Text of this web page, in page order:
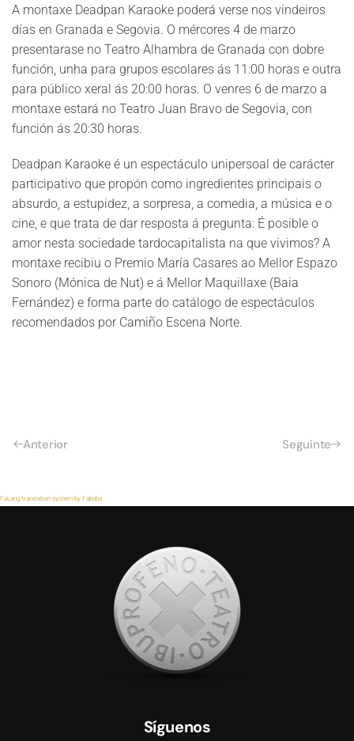
A montaxe Deadpan Karaoke poderá verse nos vindeiros
días en Granada e Segovia. O mércores 4 de marzo
presentarase no Teatro Alhambra de Granada con dobre
función, unha para grupos escolares ás 11:00 horas e outra
para público xeral ás 20:00 horas. O venres 6 de marzo a
montaxe estará no Teatro Juan Bravo de Segovia, con
función ás 20:30 horas.
Deadpan Karaoke é un espectáculo unipersoal de carácter
participativo que propón como ingredientes principais o
absurdo, a estupidez, a sorpresa, a comedia, a música e o
cine, e que trata de dar resposta á pregunta: É posible o
amor nesta sociedade tardocapitalista na que vivimos? A
montaxe recibiu o Premio María Casares ao Mellor Espazo
Sonoro (Mónica de Nut) e á Mellor Maquillaxe (Baia
Fernández) e forma parte do catálogo de espectáculos
recomendados por Camiño Escena Norte.
Anterior Seguinte
FaLang translation system by Faboba
Síguenos